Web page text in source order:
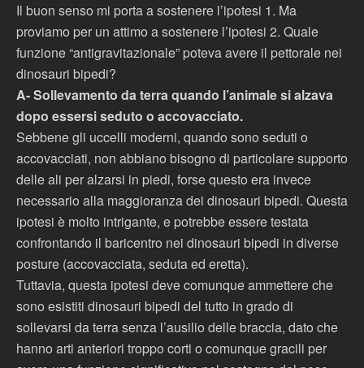
Il buon senso mi porta a sostenere l’ipotesi 1. Ma
proviamo per un attimo a sostenere l’ipotesi 2. Quale
funzione “antigravitazionale” poteva avere il pettorale nei
dinosauri bipedi?
A- Sollevamento da terra quando l’animale si alzava
dopo essersi seduto o accovacciato.
Sebbene gli uccelli moderni, quando sono seduti o
accovacciati, non abbiano bisogno di particolare supporto
delle ali per alzarsi in piedi, forse questo era invece
necessario alla maggioranza dei dinosauri bipedi. Questa
ipotesi è molto intrigante, e potrebbe essere testata
confrontando il baricentro nei dinosauri bipedi in diverse
posture (accovacciata, seduta ed eretta).
Tuttavia, questa ipotesi deve comunque ammettere che
sono esistiti dinosauri bipedi del tutto in grado di
sollevarsi da terra senza l’ausilio delle braccia, dato che
hanno arti anteriori troppo corti o comunque gracili per